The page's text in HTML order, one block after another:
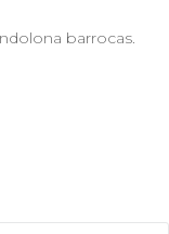
barrocas.